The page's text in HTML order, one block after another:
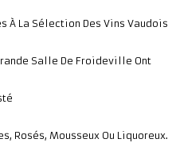
À La Sélection Des Vins Vaudois
Salle De Froideville Ont
Rosés, Mousseux Ou Liquoreux.